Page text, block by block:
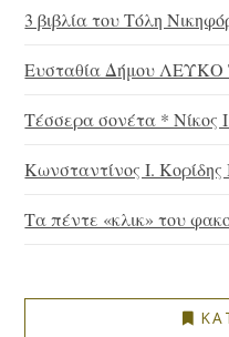
3 βιβλία του Τόλη
Ευσταθία Δήμου ΛΕΥΚΟ
Τέσσερα σονέτα * Νίκος
Κωνσταντίνος Ι.
Τα πέντε «κλικ» του